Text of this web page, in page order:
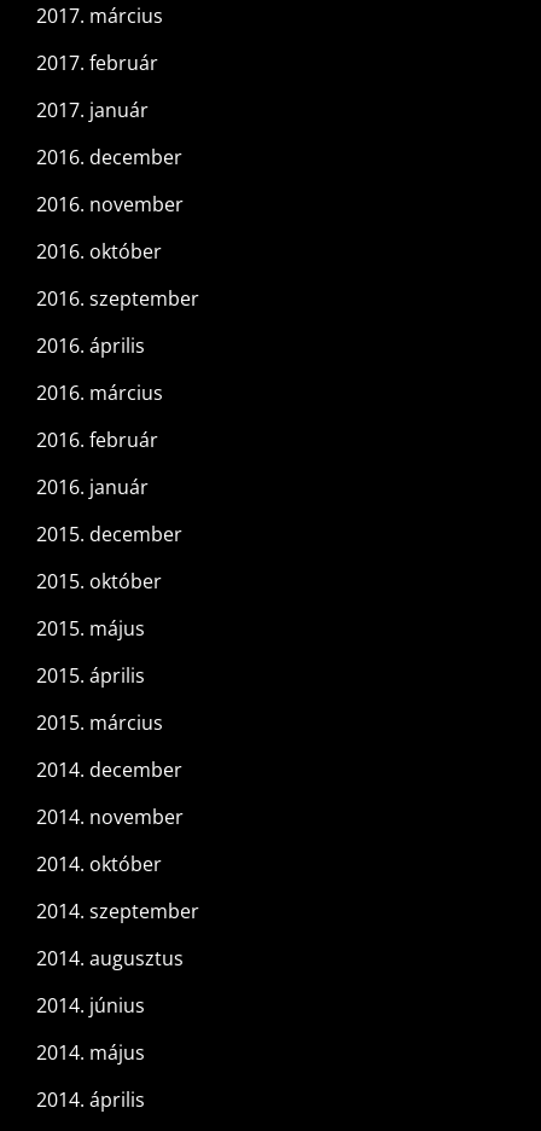
2017. március
2017. február
2017. január
2016. december
2016. november
2016. október
2016. szeptember
2016. április
2016. március
2016. február
2016. január
2015. december
2015. október
2015. május
2015. április
2015. március
2014. december
2014. november
2014. október
2014. szeptember
2014. augusztus
2014. június
2014. május
2014. április